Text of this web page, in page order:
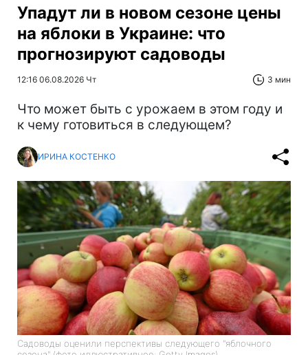
Упадут ли в новом сезоне цены
на яблоки в Украине: что
прогнозируют садоводы
12:16 06.08.2026 Чт 3 мин
Что может быть с урожаем в этом году и
к чему готовиться в следующем?
ИРИНА КОСТЕНКО
Садоводы оценили перспективы следующего "яблочного